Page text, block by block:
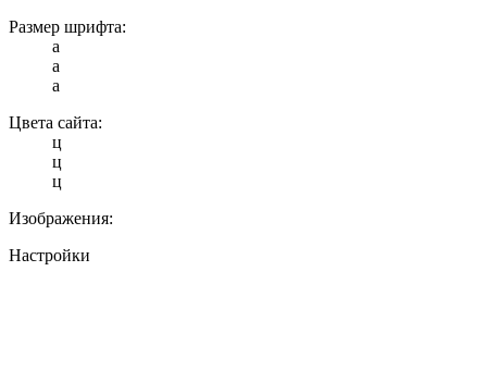
Размер шрифта:
a
a
a
Цвета сайта:
ц
ц
ц
Изображения:
Настройки